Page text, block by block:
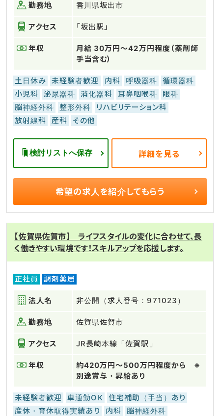
勤務地 香川県坂出市
アクセス 「坂出駅」
年収
月給 30万円～42万円程度（薬剤師
手当含む）
土日休み 未経験者歓迎 内科 呼吸器科
循環器科
小児科
泌尿器科 消化器科 耳鼻咽喉科
眼科
脳神経外科
整形外科
リハビリテーション科
放射線科
産科 その他
検討リストへ保存 詳細を見る
希望の求人を紹介してもらう
【佐賀県佐賀市】 ライフスタイルの変化に合わせて、長
く働きやすい環境です！スキルアップを応援します。
正社員 調剤薬局
法人名 非公開（求人番号：971023）
勤務地 佐賀県佐賀市
アクセス JR長崎本線「佐賀駅」
年収
約420万円～500万円程度から ※
別途賞与・昇給あり
未経験者歓迎 車通勤OK
住宅補助（手当）あり
産休・育休取得実績あり
内科
脳神経外科